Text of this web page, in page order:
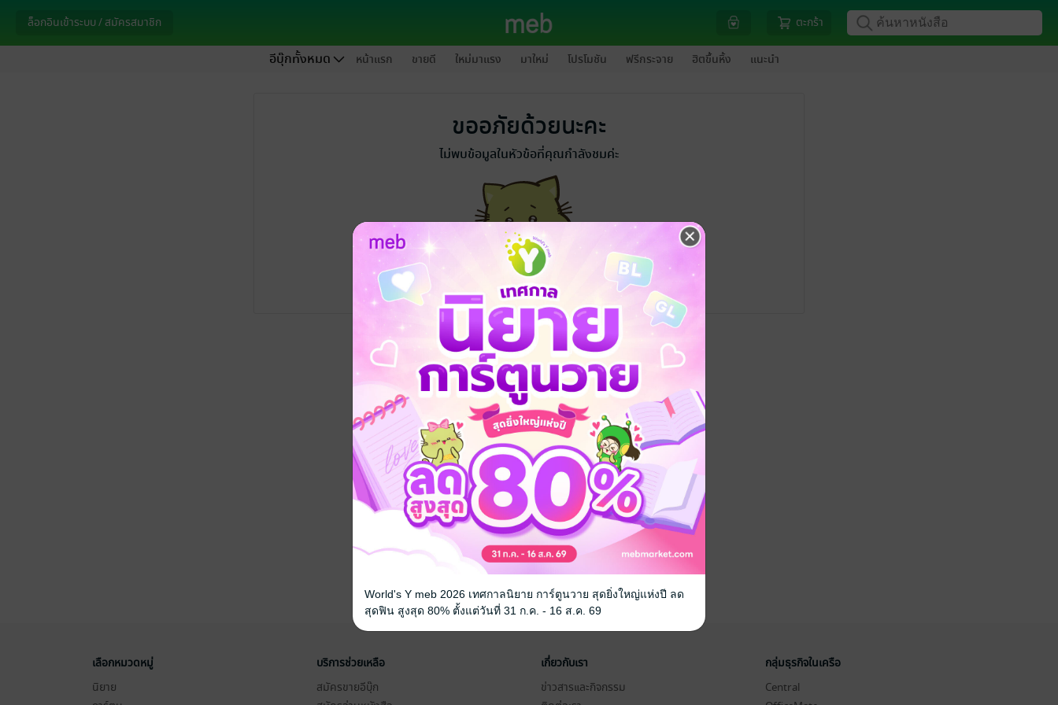
ล็อกอินเข้าระบบ / สมัครสมาชิก ตะกร้า
อีบุ๊กทั้งหมด หน้าแรก ขายดี ใหม่มาแรง มาใหม่ โปรโมชัน ฟรีกระจาย ฮิตขึ้นหิ้ง แนะนำ
ขออภัยด้วยนะคะ
ไม่พบข้อมูลในหัวข้อที่คุณกำลังชมค่ะ
เลือกหมวดหมู่
นิยาย
บริการช่วยเหลือ
สมัครขายอีบุ๊ก
เกี่ยวกับเรา
ข่าวสารและกิจกรรม
กลุ่มธุรกิจในเครือ
Central
World's Y meb 2026 เทศกาลนิยาย การ์ตูนวาย สุดยิ่งใหญ่แห่งปี ลด
สุดฟิน สูงสุด 80% ตั้งแต่วันที่ 31 ก.ค. - 16 ส.ค. 69